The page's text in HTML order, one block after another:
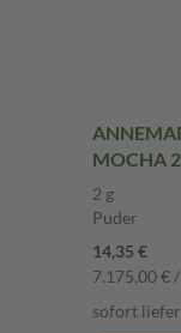
MOCHA
2 g
Puder
14,35 €
7.175,00 €
sofort